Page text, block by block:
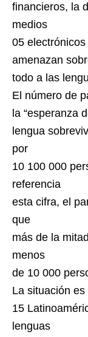
financieros, la
medios
05
amenazan
todo a las
El número de
la “esperanza
lengua
por
10 100 000
referencia
esta cifra, el
que
más de la
menos
de 10 000
La situación
15
lenguas